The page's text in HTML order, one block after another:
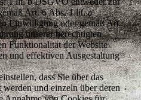
Art. 6 Abs. 1 lit. a
Einwilligung oder gemäß Art.
unserer berechtigten
Funktionalität der Website
und effektiven Ausgestaltung
dass Sie über das
und einzeln über deren